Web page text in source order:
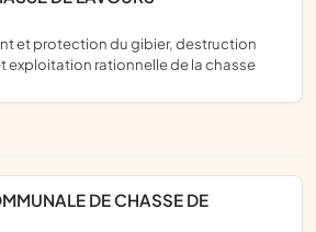
exploitation rationnelle de la chasse